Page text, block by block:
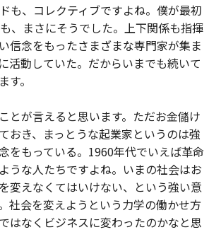
も、コレクティブですよね。僕が最初
、まさにそうでした。上下関係も指揮
信念をもったさまざまな専門家が集ま
活動していた。だからいまでも続いて
す。
とが言えると思います。ただお金儲け
おき、まっとうな起業家というのは強
をもっている。1960年代でいえば革命
うな人たちですよね。いまの社会はお
変えなくてはいけない、という強い意
社会を変えようという力学の働かせ方
はなくビジネスに変わったのかなと思